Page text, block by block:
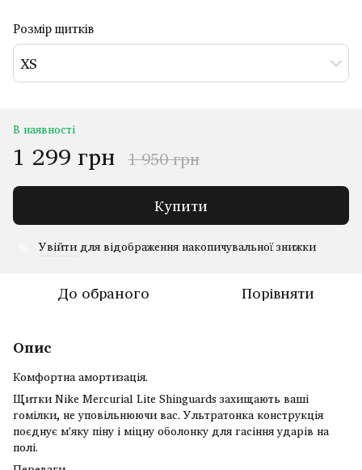
Розмір щитків
XS
В наявності
1 299 грн 1 950 грн
Купити
Увійтидля відображення накопичувальної знижки
До обраного Порівняти
Опис
Комфортна амортизація.
Щитки Nike Mercurial Lite Shinguards захищають ваші
гомілки, не уповільнюючи вас. Ультратонка конструкція
поєднує м'яку піну і міцну оболонку для гасіння ударів на
полі.